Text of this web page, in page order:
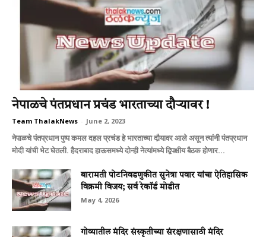
नेपाळचे पंतप्रधान प्रचंड भारताच्या दौर्‍यावर !
Team ThalakNews - June 2, 2023
नेपाळचे पंतप्रधान पुष्प कमल दहल प्रचंड हे भारताच्या दौर्‍यावर आले असून त्यांनी पंतप्रधान
मोदी यांची भेट घेतली. हैदराबाद हाऊसमध्ये दोन्ही नेत्यांमध्ये द्विपक्षीय बैठक होणार...
बारामती पोटनिवडणुकीत सुनेत्रा पवार यांचा ऐतिहासिक
विक्रमी विजय; सर्व रेकॉर्ड मोडीत
May 4, 2026
गोव्यातील मंदिर संस्कृतीच्या संरक्षणासाठी मंदिर